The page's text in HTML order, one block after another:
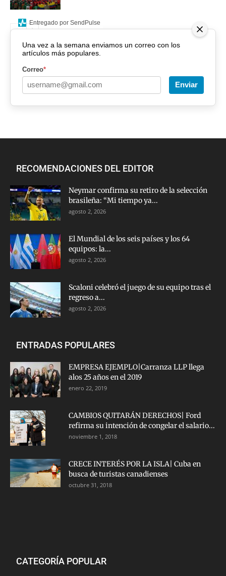
Una vez a la semana enviamos un correo con los
artículos más populares.
Correo*
Enviar
Entregado por SendPulse
RECOMENDACIONES DEL EDITOR
Neymar confirma su retiro de la selección
brasileña: “Mi tiempo ya...
agosto 2, 2026
El Mundial de los seis países y los 64
equipos: la...
agosto 2, 2026
Scaloni celebró el juego de su equipo tras el
regreso a...
agosto 2, 2026
ENTRADAS POPULARES
EMPRESA EJEMPLO|Carranza LLP llega
alos 25 años en el 2019
enero 22, 2019
CAMBIOS QUITARÁN DERECHOS| Ford
refirma su intención de congelar el salario...
noviembre 1, 2018
CRECE INTERÉS POR LA ISLA| Cuba en
busca de turistas canadienses
octubre 31, 2018
CATEGORÍA POPULAR